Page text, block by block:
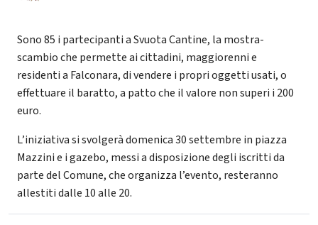
Sono 85 i partecipanti a Svuota Cantine, la mostra-
scambio che permette ai cittadini, maggiorenni e
residenti a Falconara, di vendere i propri oggetti usati, o
effettuare il baratto, a patto che il valore non superi i 200
euro.
L’iniziativa si svolgerà domenica 30 settembre in piazza
Mazzini e i gazebo, messi a disposizione degli iscritti da
parte del Comune, che organizza l’evento, resteranno
allestiti dalle 10 alle 20.